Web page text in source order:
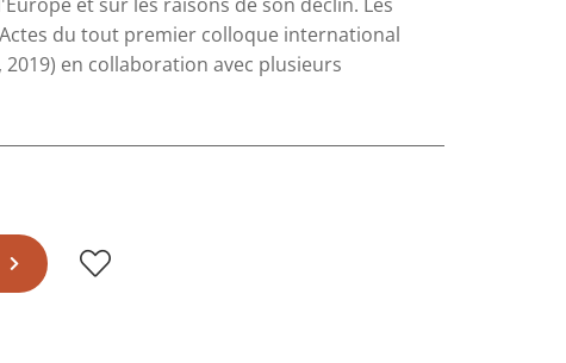
du tout premier colloque international
en collaboration avec plusieurs